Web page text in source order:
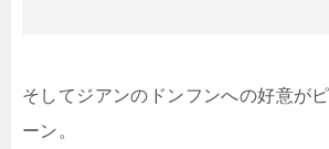
そしてジアンのドンフンへの好意が
ーン。